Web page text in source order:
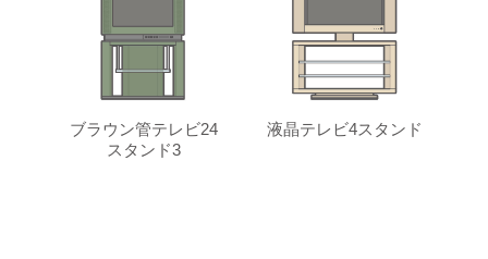
ブラウン管テレビ24
スタンド3
液晶テレビ4スタンド